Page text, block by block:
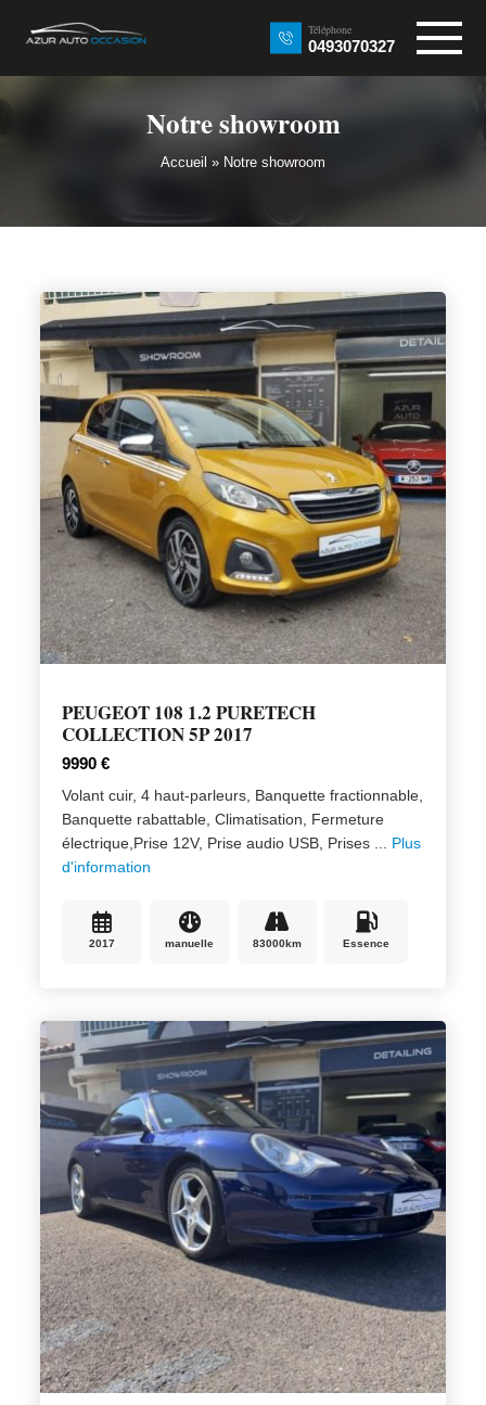
Téléphone
0493070327
Notre showroom
Accueil » Notre showroom
PEUGEOT 108 1.2 PURETECH
COLLECTION 5P 2017
9990 €
Volant cuir, 4 haut-parleurs, Banquette fractionnable,
Banquette rabattable, Climatisation, Fermeture
électrique,Prise 12V, Prise audio USB, Prises ... Plus
d'information
2017 manuelle 83000km Essence